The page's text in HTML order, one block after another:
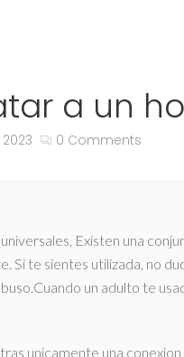
a un
0 Comments
Existen una
Si te sientes utilizada, no
un adulto te
unicamente una